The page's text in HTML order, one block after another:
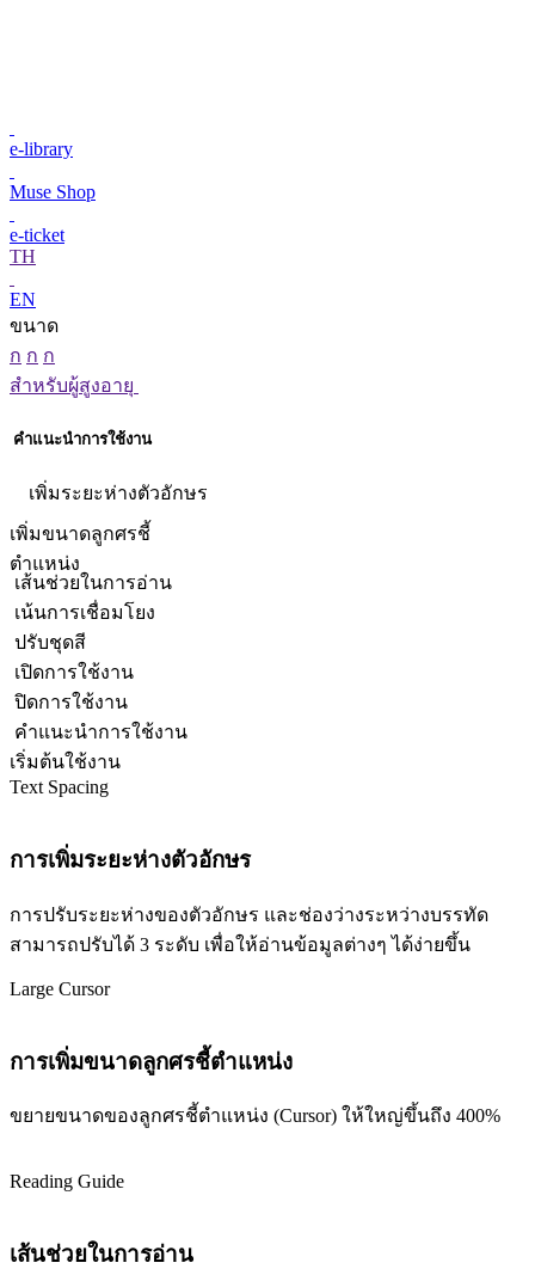
e-library
Muse Shop
e-ticket
TH
EN
ขนาด
ก ก ก
สำหรับผู้สูงอายุ
คำแนะนำการใช้งาน
เพิ่มระยะห่างตัวอักษร
เพิ่มขนาดลูกศรชี้
ตำแหน่ง
เส้นช่วยในการอ่าน
เน้นการเชื่อมโยง
ปรับชุดสี
เปิดการใช้งาน
ปิดการใช้งาน
คำแนะนำการใช้งาน
เริ่มต้นใช้งาน
Text Spacing
การเพิ่มระยะห่างตัวอักษร
การปรับระยะห่างของตัวอักษร และช่องว่างระหว่างบรรทัด
สามารถปรับได้ 3 ระดับ เพื่อให้อ่านข้อมูลต่างๆ ได้ง่ายขึ้น
Large Cursor
การเพิ่มขนาดลูกศรชี้ตำแหน่ง
ขยายขนาดของลูกศรชี้ตำแหน่ง (Cursor) ให้ใหญ่ขึ้นถึง 400%
Reading Guide
เส้นช่วยในการอ่าน